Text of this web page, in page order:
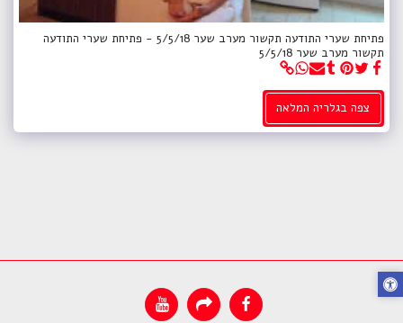
פתיחת שערי התודעה תקשור מערב שער 5/5/18 - פתיחת שערי התודעה
תקשור מערב שער 5/5/18
צפה בגלריה המלאה